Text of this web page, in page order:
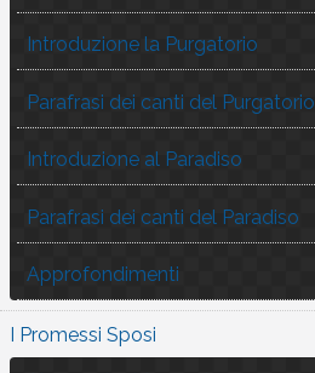
Introduzione la Purgatorio
Parafrasi dei canti del Purgatorio
Introduzione al Paradiso
Parafrasi dei canti del Paradiso
Approfondimenti
I Promessi Sposi